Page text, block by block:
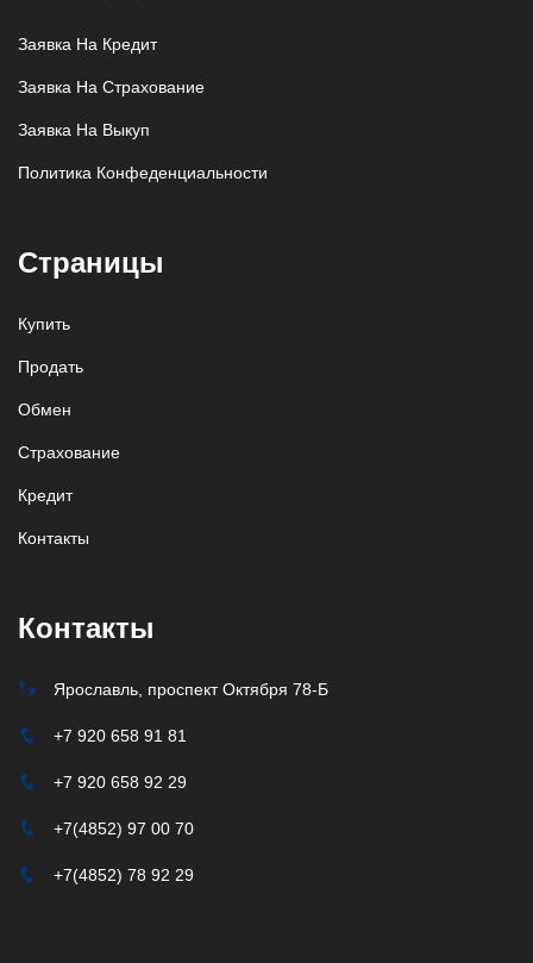
Заявка На Кредит
Заявка На Страхование
Заявка На Выкуп
Политика Конфеденциальности
Страницы
Купить
Продать
Обмен
Страхование
Кредит
Контакты
Контакты
Ярославль, проспект Октября 78-Б
+7 920 658 91 81
+7 920 658 92 29
+7(4852) 97 00 70
+7(4852) 78 92 29